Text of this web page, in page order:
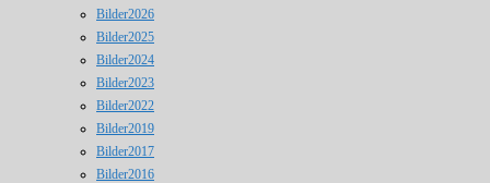
Bilder2026
Bilder2025
Bilder2024
Bilder2023
Bilder2022
Bilder2019
Bilder2017
Bilder2016